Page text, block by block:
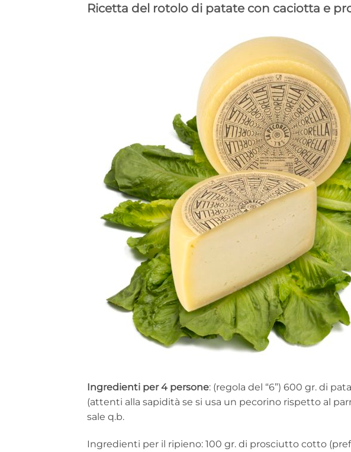
Ricetta del rotolo di patate con caciotta e
Ingredienti per 4 persone: (regola del “6”) 600 gr. di
(attenti alla sapidità se si usa un pecorino rispetto al
sale q.b.
Ingredienti per il ripieno: 100 gr. di prosciutto cotto